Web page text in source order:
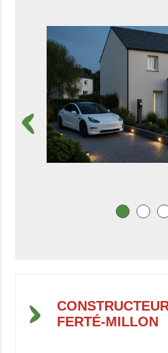
FERTÉ-MILLON